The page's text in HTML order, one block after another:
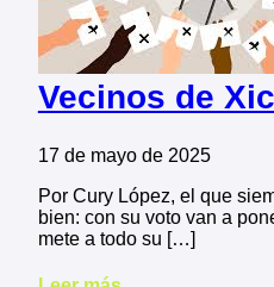
Vecinos de
17 de mayo de 2025
Por Cury López, el que
bien: con su voto van a
mete a todo su […]